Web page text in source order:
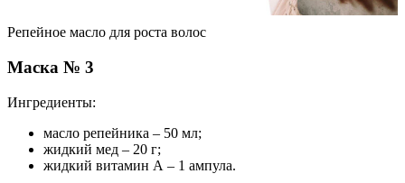
Репейное масло для роста волос
Маска № 3
Ингредиенты:
масло репейника – 50 мл;
жидкий мед – 20 г;
жидкий витамин А – 1 ампула.